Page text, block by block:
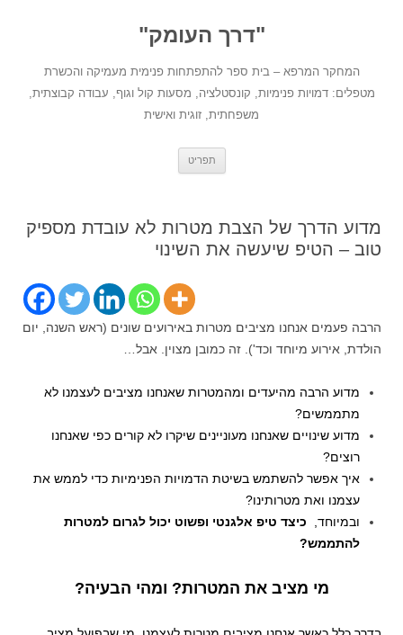
"דרך העומק"
המחקר המרפא – בית ספר להתפתחות פנימית מעמיקה והכשרת
מטפלים: דמויות פנימיות, קונסטלציה, מסעות קול וגוף, עבודה קבוצתית,
משפחתית, זוגית ואישית
תפריט
מדוע הדרך של הצבת מטרות לא עובדת מספיק
טוב – הטיפ שיעשה את השינוי
הרבה פעמים אנחנו מציבים מטרות באירועים שונים (ראש השנה, יום
הולדת, אירוע מיוחד וכד'). זה כמובן מצוין. אבל…
מדוע הרבה מהיעדים ומהמטרות שאנחנו מציבים לעצמנו לא
מתממשים?
מדוע שינויים שאנחנו מעוניינים שיקרו לא קורים כפי שאנחנו
רוצים?
איך אפשר להשתמש בשיטת הדמויות הפנימיות כדי לממש את
עצמנו ואת מטרותינו?
ובמיוחד, כיצד טיפ אלגנטי ופשוט יכול לגרום למטרות
להתממש?
מי מציב את המטרות? ומהי הבעיה?